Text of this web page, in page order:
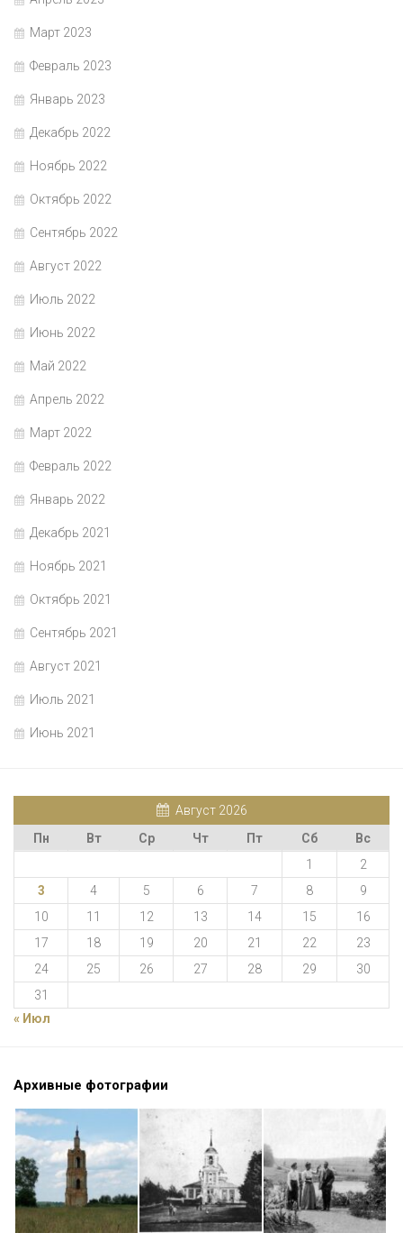
Март 2023
Февраль 2023
Январь 2023
Декабрь 2022
Ноябрь 2022
Октябрь 2022
Сентябрь 2022
Август 2022
Июль 2022
Июнь 2022
Май 2022
Апрель 2022
Март 2022
Февраль 2022
Январь 2022
Декабрь 2021
Ноябрь 2021
Октябрь 2021
Сентябрь 2021
Август 2021
Июль 2021
Июнь 2021
Август 2026
Пн
Вт Ср Чт Пт Сб
Вс
1
2
3
4 5 6 7 8
9
10
11 12 13 14 15
16
17
18 19 20 21 22
23
24
25 26 27 28 29
30
31
« Июл
Архивные фотографии